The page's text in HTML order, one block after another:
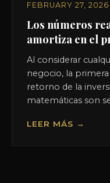
FEBRUARY 27, 2026
Los números
amortiza en el
Al considerar
negocio, la
retorno de la
matemáticas son
LEER MÁS →